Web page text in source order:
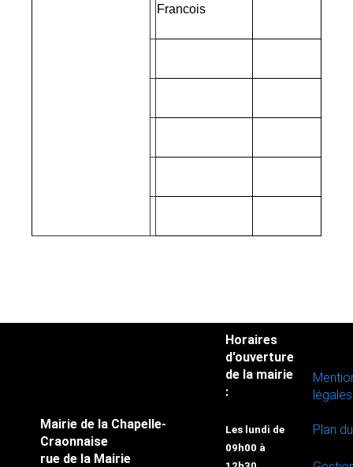
Francois
Mairie de la Chapelle-
Craonnaise
rue de la Mairie
Horaires
d'ouverture
de la mairie
:
Les lundi de
09h00 à
légales
Plan